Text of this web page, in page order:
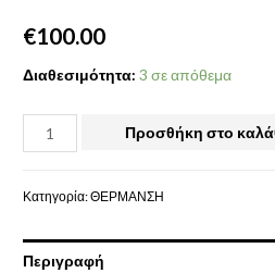
€100.00
Διαθεσιμότητα: 3 σε απόθεμα
Προσθήκη στο
Κατηγορία:ΘΕΡΜΑΝΣΗ
Περιγραφή